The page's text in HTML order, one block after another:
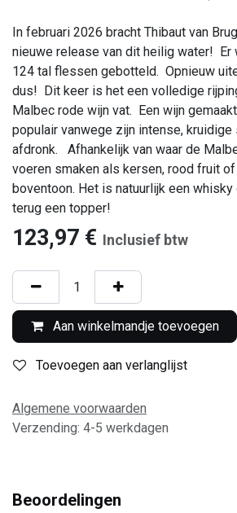
In februari 2026 bracht Thibaut van
nieuwe release van dit heilig water! Er
124 tal flessen gebotteld. Opnieuw
dus! Dit keer is het een volledige
Malbec rode wijn vat. Een wijn
populair vanwege zijn intense,
afdronk. Afhankelijk van waar de
voeren smaken als kersen, rood fruit
boventoon. Het is natuurlijk een
terug een topper!
123,97 € Inclusief btw
Aan winkelmandje toevoegen
Toevoegen aan verlanglijst
Algemene voorwaarden
Verzending: 4-5 werkdagen
Beoordelingen